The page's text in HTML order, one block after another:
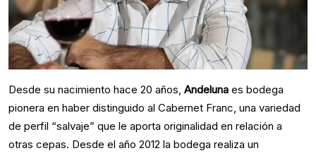
Desde su nacimiento hace 20 años, Andeluna es bodega
pionera en haber distinguido al Cabernet Franc, una variedad
de perfil “salvaje” que le aporta originalidad en relación a
otras cepas. Desde el año 2012 la bodega realiza un